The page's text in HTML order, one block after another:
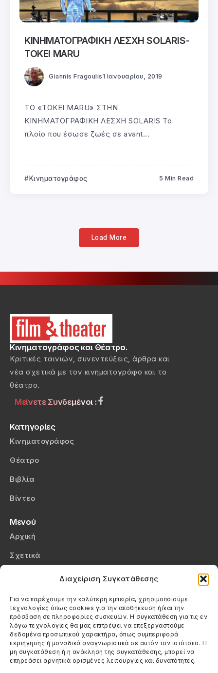
Διαχείριση Συγκατάθεσης
Για να παρέχουμε την καλύτερη εμπειρία, χρησιμοποιούμε
τεχνολογίες όπως cookies για την αποθήκευση ή/και την
πρόσβαση σε πληροφορίες συσκευών. Η συγκατάθεση για τις εν
λόγω τεχνολογίες θα μας επιτρέψει να επεξεργαστούμε
δεδομένα προσωπικού χαρακτήρα, όπως συμπεριφορά
περιήγησης ή μοναδικά αναγνωριστικά σε αυτόν τον ιστότοπο. Η
μη συγκατάθεση ή η ανάκληση της συγκατάθεσης, μπορεί να
επηρεάσει αρνητικά ορισμένες λειτουργίες και δυνατότητες.
ΚΙΝΗΜΑΤΟΓΡΑΦΙΚΗ ΛΕΣΧΗ SOLARIS-
TOKEI MARU
Giannis Fragoulis1 Ιανουαρίου, 2019
ΤΟ «TOKEI MARU» ΣΤΗΝ
ΚΙΝΗΜΑΤΟΓΡΑΦΙΚΗ ΛΕΣΧΗ SOLARIS Το
πλοίο που έσωσε ζωές σε avant...
Κινηματογράφος 5 Min Read
Load More
Κινηματογράφος και Θέατρο.
Κριτικές ταινιών, συνεντεύξεις, άρθρα και
νέα σχετικά με τον κινηματογράφο και το
θέατρο.
Μείνετε Συνδεμένοι :
Κατηγορίες
Κινηματογράφος
Θέατρο
Βιβλία
Βίντεο
Μενού
Αρχική
Σχετικά
Πολιτική Cookies (ΕΕ)
Στοιχεία Επικοινωνίας
Καλεσέ μας
(+30) 6974123481